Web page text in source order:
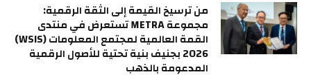
من ترسيخ القيمة إلى الثقة الرقمية:
مجموعة METRA تستعرض في منتدى
القمة العالمية لمجتمع المعلومات (WSIS)
2026 بجنيف بنية تحتية للأصول الرقمية
المدعومة بالذهب